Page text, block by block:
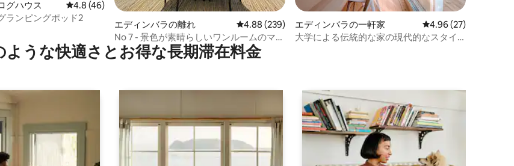
星の平均評価
グハウス レビュー46件、5つ星中4.8つ星の平均評価
4.8 (46)
ランピングポッド2
エディンバラの離れ レビュー239件、5つ星中4.88つ星の平均評価
4.88 (239)
No 7 - 景色が素晴らしいワンルームのマン
ション・アパート
エディンバラの一軒家 レビュー27件、5つ星
4.96 (27)
大学による伝統的な家の現代的なスタイ
ような快⁠適⁠さ⁠とお⁠得⁠な長⁠期⁠滞⁠在料⁠金